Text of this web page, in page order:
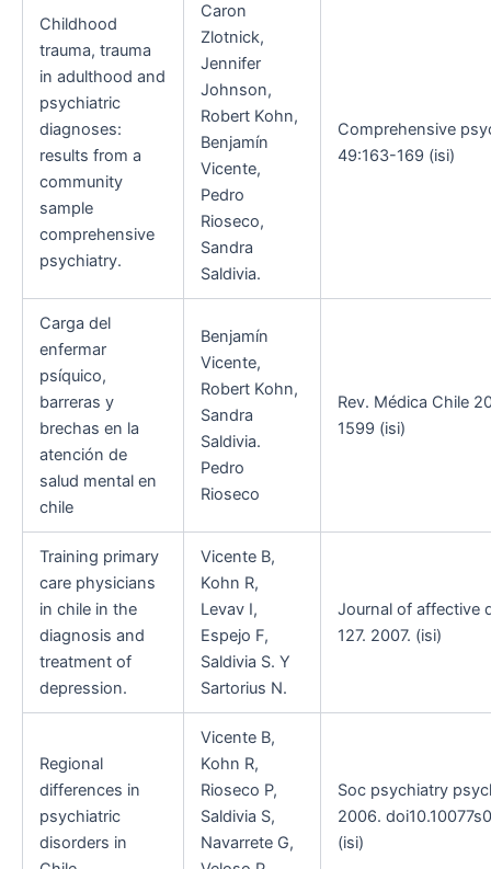
Childhood
trauma, trauma
in adulthood and
psychiatric
diagnoses:
results from a
community
sample
comprehensive
psychiatry.
Caron
Zlotnick,
Jennifer
Johnson,
Robert Kohn,
Benjamín
Vicente,
Pedro
Rioseco,
Sandra
Saldivia.
Comprehensive
49:163-169 (isi)
Carga del
enfermar
psíquico,
barreras y
brechas en la
atención de
salud mental en
chile
Benjamín
Vicente,
Robert Kohn,
Sandra
Saldivia.
Pedro
Rioseco
Rev. Médica Chile
1599 (isi)
Training primary
care physicians
in chile in the
diagnosis and
treatment of
depression.
Vicente B,
Kohn R,
Levav I,
Espejo F,
Saldivia S. Y
Sartorius N.
Journal of affective
127. 2007. (isi)
Regional
differences in
psychiatric
disorders in
Vicente B,
Kohn R,
Rioseco P,
Saldivia S,
Navarrete G,
Soc psychiatry
2006.
(isi)